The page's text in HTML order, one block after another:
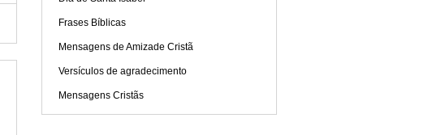
Frases Bíblicas
Mensagens de Amizade Cristã
Versículos de agradecimento
Mensagens Cristãs